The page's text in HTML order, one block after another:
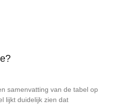
samenvatting van de tabel op
lijkt duidelijk zien dat